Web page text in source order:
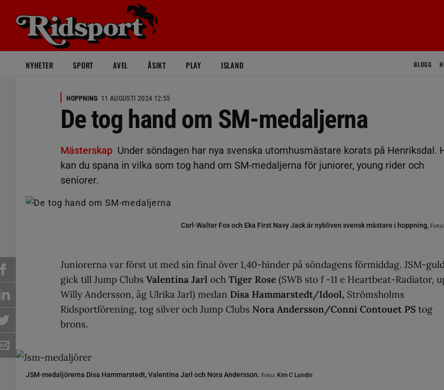
NYHETER SPORT AVEL ÅSIKT PLAY ISLAND BLOGG
HOPPNING 11 AUGUSTI 2024 12:55
De tog hand om SM-medaljerna
Mästerskap Under söndagen har nya svenska utomhusmästare korats på Henriksdal.
kan du spana in vilka som tog hand om SM-medaljerna för juniorer, young rider och
seniorer.
Carl-Walter Fox och Eka First Navy Jack är nybliven svensk mästare i hoppning,
Juniorerna var först ut med sin final över 1,40-hinder på söndagens förmiddag. JSM-
gick till Jump Clubs Valentina Jarl och Tiger Rose (SWB sto f -11 e Heartbeat-Radiator,
Willy Andersson, äg Ulrika Jarl) medan Disa Hammarstedt/Idool, Strömsholms
Ridsportförening, tog silver och Jump Clubs Nora Andersson/Conni Contouet PS tog
brons.
JSM-medaljörerna Disa Hammarstedt, Valentina Jarl och Nora Andersson. Foto: Kim C Lundin